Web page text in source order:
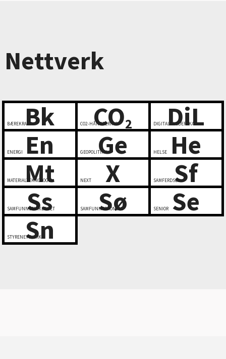
Nettverk
Bk
BÆREKRAFT CO2
CO2-HÅNDTERING DiL
DIGITALT LEDERSKAP
En
ENERGI Ge
GEOPOLITIKK He
HELSE
Mt
MATERIALTEKNOLOGI X
NEXT Sf
SAMFERDSEL
Ss
SAMFUNNSSIKKERHET Sø
SAMFUNNSØKONOMI Se
SENIOR
Sn
STYRENETTVERK